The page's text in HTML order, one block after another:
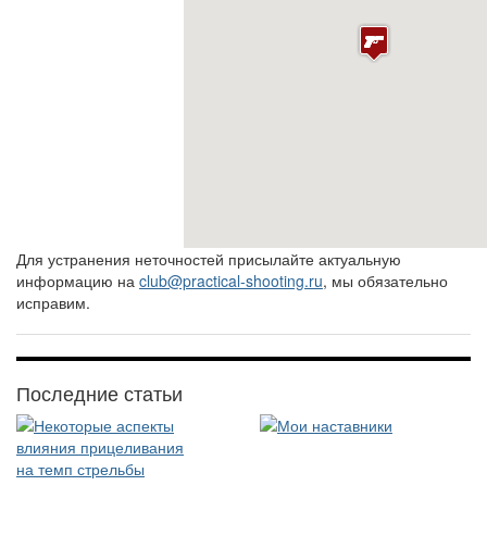
Для устранения неточностей присылайте актуальную
информацию на club@practical-shooting.ru, мы обязательно
исправим.
Последние статьи